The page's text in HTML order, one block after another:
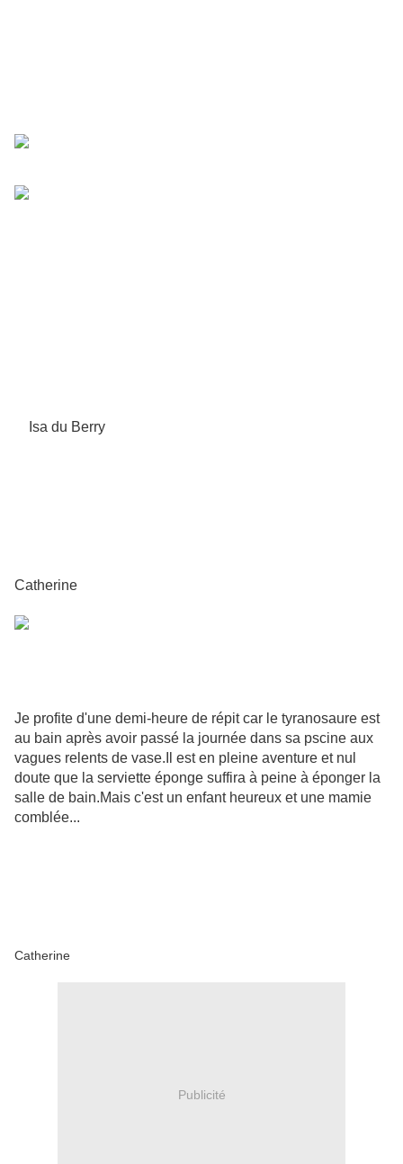
Isa du Berry
Catherine
Je profite d'une demi-heure de répit car le tyranosaure est
au bain après avoir passé la journée dans sa pscine aux
vagues relents de vase.Il est en pleine aventure et nul
doute que la serviette éponge suffira à peine à éponger la
salle de bain.Mais c'est un enfant heureux et une mamie
comblée...
Catherine
Publicité